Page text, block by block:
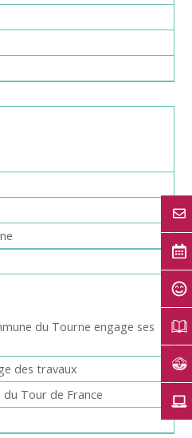
du Tourne engage ses
des travaux
du Tour de France